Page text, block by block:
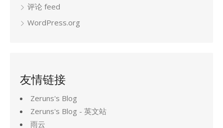
评论 feed
WordPress.org
友情链接
Zeruns's Blog
Zeruns's Blog - 英文站
雨云